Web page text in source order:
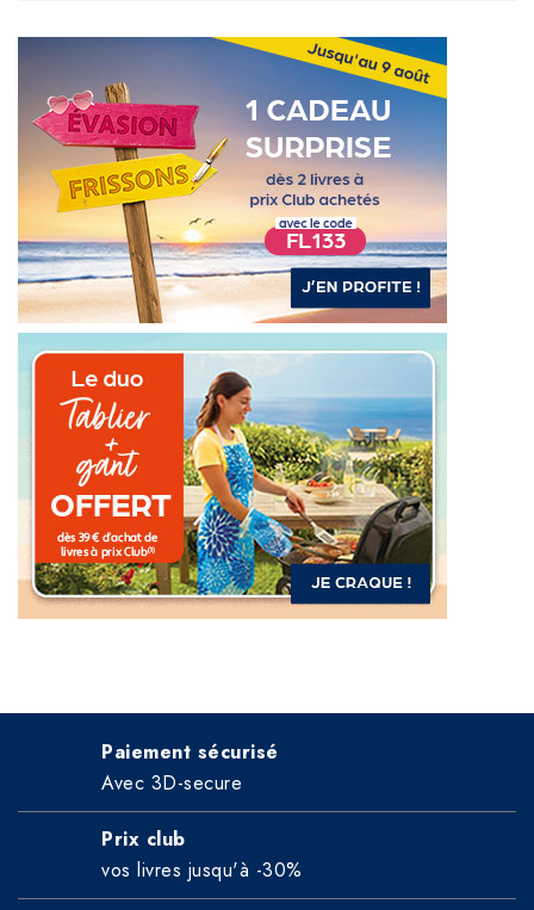
Paiement sécurisé
Avec 3D-secure
Prix club
vos livres jusqu'à -30%